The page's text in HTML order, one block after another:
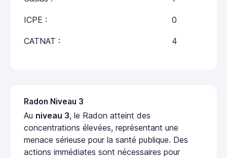
ICPE : 0
CATNAT : 4
Radon Niveau 3
Au niveau 3, le Radon atteint des
concentrations élevées, représentant une
menace sérieuse pour la santé publique. Des
actions immédiates sont nécessaires pour